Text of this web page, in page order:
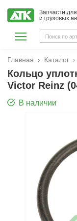
Запчасти
и грузовых
Главная Каталог
Кольцо
Victor Reinz
В наличии